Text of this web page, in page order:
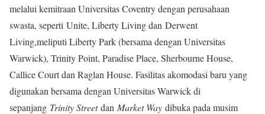
melalui kemitraan Universitas Coventry dengan perusahaan
swasta, seperti Unite, Liberty Living dan Derwent
Living,meliputi Liberty Park (bersama dengan Universitas
Warwick), Trinity Point, Paradise Place, Sherbourne House,
Callice Court dan Raglan House. Fasilitas akomodasi baru yang
digunakan bersama dengan Universitas Warwick di
sepanjang Trinity Streetdan Market Way dibuka pada musim